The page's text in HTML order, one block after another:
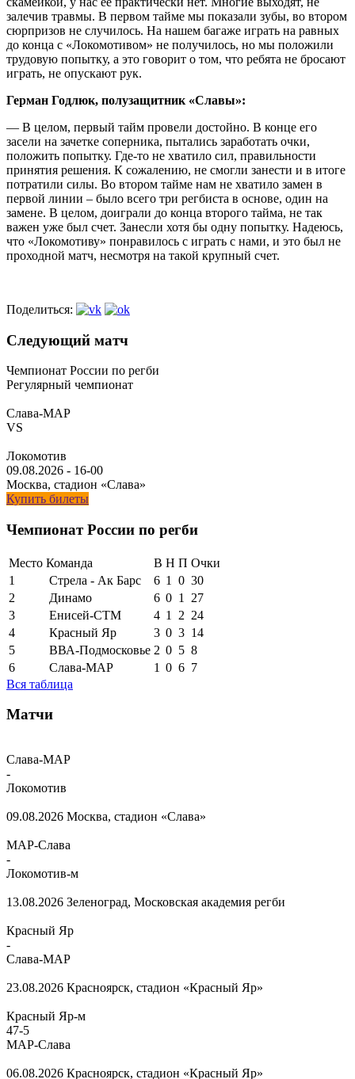
залечив травмы. В первом тайме мы показали зубы, во втором
сюрпризов не случилось. На нашем багаже играть на равных
до конца с «Локомотивом» не получилось, но мы положили
трудовую попытку, а это говорит о том, что ребята не бросают
играть, не опускают рук.
Герман Годлюк, полузащитник «Славы»:
— В целом, первый тайм провели достойно. В конце его
засели на зачетке соперника, пытались заработать очки,
положить попытку. Где-то не хватило сил, правильности
принятия решения. К сожалению, не смогли занести и в итоге
потратили силы. Во втором тайме нам не хватило замен в
первой линии – было всего три регбиста в основе, один на
замене. В целом, доиграли до конца второго тайма, не так
важен уже был счет. Занесли хотя бы одну попытку. Надеюсь,
что «Локомотиву» понравилось с играть с нами, и это был не
проходной матч, несмотря на такой крупный счет.
Поделиться:
Следующий матч
Чемпионат России по регби
Регулярный чемпионат
Слава-МАР
VS
Локомотив
09.08.2026 - 16-00
Москва, стадион «Слава»
Купить билеты
Чемпионат России по регби
Место Команда В Н П Очки
1
Стрела - Ак Барс 6 1 0 30
2
Динамо 6 0 1
27
3
Енисей-СТМ 4 1 2 24
4
Красный Яр 3 0 3 14
5
ВВА-Подмосковье 2 0 5 8
6
Слава-МАР 1 0 6 7
Вся таблица
Матчи
Слава-МАР
-
Локомотив
09.08.2026 Москва, стадион «Слава»
МАР-Слава
-
Локомотив-м
13.08.2026 Зеленоград, Московская академия регби
Красный Яр
-
Слава-МАР
23.08.2026 Красноярск, стадион «Красный Яр»
Красный Яр-м
47-5
МАР-Слава
06.08.2026 Красноярск, стадион «Красный Яр»